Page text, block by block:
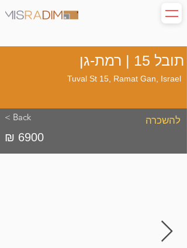
תובל 15 | רמת-גן
Tuval St 15, Ramat Gan, Israel
< Back להשכרה
₪ 6900